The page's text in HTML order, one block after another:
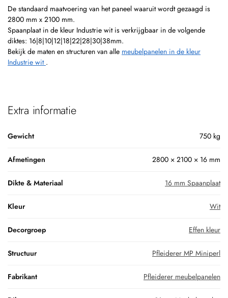
De standaard maatvoering van het paneel waaruit wordt gezaagd is
2800 mm x 2100 mm.
Spaanplaat in de kleur Industrie wit is verkrijgbaar in de volgende
diktes: 16|8|10|12|18|22|28|30|38mm.
Bekijk de maten en structuren van alle meubelpanelen in de kleur
Industrie wit
Extra informatie
Gewicht 750 kg
Afmetingen 2800 × 2100 × 16 mm
Dikte & Materiaal 16 mm Spaanplaat
Kleur Wit
Decorgroep Effen kleur
Structuur Pfleiderer MP Miniperl
Fabrikant Pfleiderer meubelpanelen